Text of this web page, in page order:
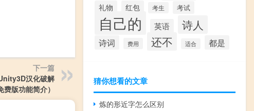
下一篇
汉化破解
版功能简介）
礼物 红包 考生 考试
自己的 英语 诗人
诗词 费用 还不 适合 都是
猜你想看的文章
炼的形近字怎么区别